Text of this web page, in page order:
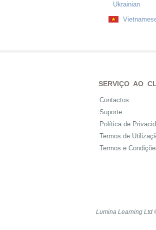
Ukrainian
SERVIÇO AO
Contactos
Suporte
Política de
Termos de
Termos e
Lumina Learning Ltd